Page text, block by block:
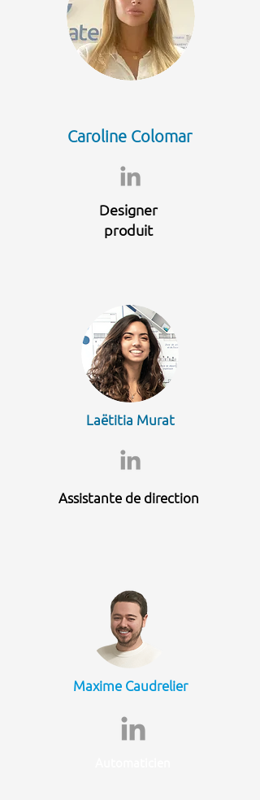
Caroline Colomar
Designer
produit
Laëtitia Murat
Assistante de direction
Maxime Caudrelier